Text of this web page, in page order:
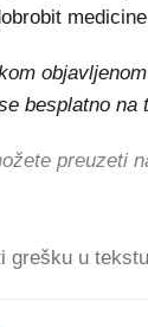
besplatno na
preuzeti
grešku u